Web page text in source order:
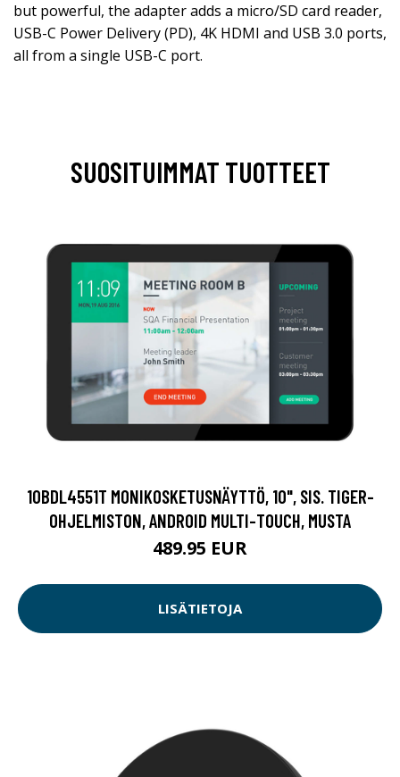
but powerful, the adapter adds a micro/SD card reader,
USB-C Power Delivery (PD), 4K HDMI and USB 3.0 ports,
all from a single USB-C port.
SUOSITUIMMAT TUOTTEET
10BDL4551T MONIKOSKETUSNÄYTTÖ, 10", SIS. TIGER-
OHJELMISTON, ANDROID MULTI-TOUCH, MUSTA
489.95 EUR
LISÄTIETOJA